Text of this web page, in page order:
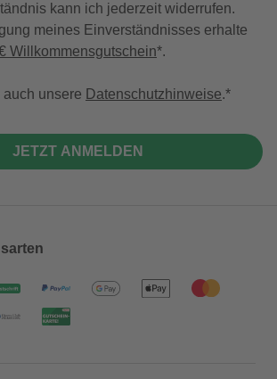
kann ich jederzeit widerrufen.
meines Einverständnisses erhalte
Willkommensgutschein*.
auch unsere Datenschutzhinweise.
JETZT ANMELDEN